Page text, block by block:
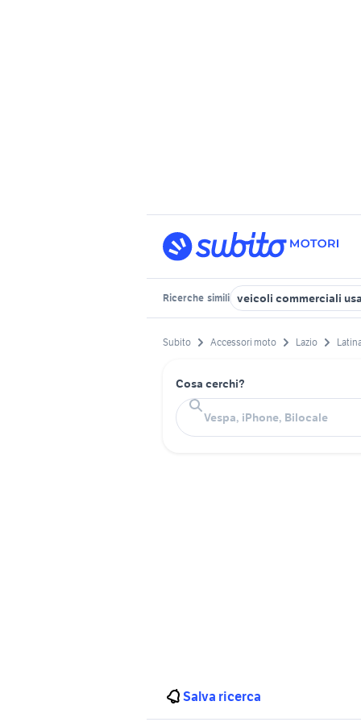
Ricerche simili veicoli commerciali
Subito Accessori moto Lazio
Cosa cerchi?
Salva ricerca